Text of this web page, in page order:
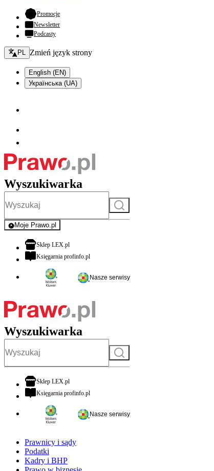
Promocje- otwiera się w nowej karcie
Newsletter
Podcasty
Zmień język - bieżący:
PL Zmień język strony
English (EN)
Українська (UA)
Wyszukiwarka
Szukaj
Moje Prawo.pl
- rejestracja i logowanie do serwisu
Sklep LEX.plotwiera się w nowej karcie
Księgarnia profinfo.plotwiera się w nowej karcie
Nasze serwisy
Wyszukiwarka
Szukaj
Sklep LEX.plotwiera się w nowej karcie
Księgarnia profinfo.plotwiera się w nowej karcie
Nasze serwisy
Prawnicy i sądy
Podatki
Kadry i BHP